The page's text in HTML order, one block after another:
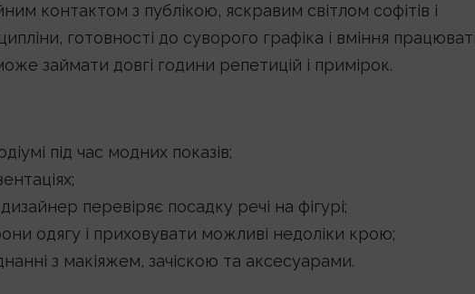
контактом з публікою, яскравим світлом софітів і
готовності до суворого графіка і вміння
займати довгі години репетицій і примірок.
під час модних показів;
перевіряє посадку речі на фігурі;
одягу і приховувати можливі недоліки крою;
з макіяжем, зачіскою та аксесуарами.